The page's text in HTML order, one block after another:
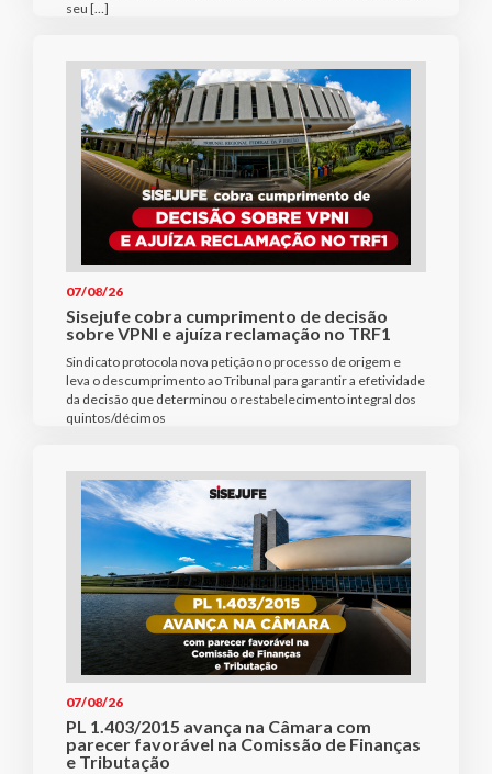
seu […]
07/08/26
Sisejufe cobra cumprimento de decisão
sobre VPNI e ajuíza reclamação no TRF1
Sindicato protocola nova petição no processo de origem e
leva o descumprimento ao Tribunal para garantir a efetividade
da decisão que determinou o restabelecimento integral dos
quintos/décimos
07/08/26
PL 1.403/2015 avança na Câmara com
parecer favorável na Comissão de Finanças
e Tributação